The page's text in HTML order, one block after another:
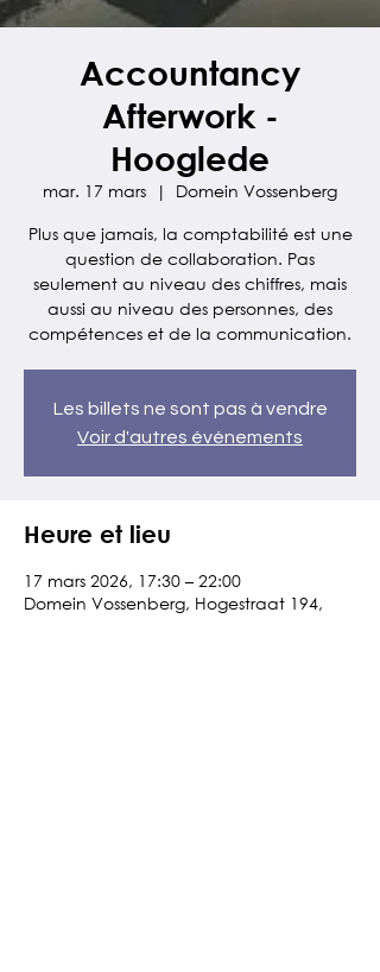
Accountancy
Afterwork -
Hooglede
mar. 17 mars
  |
Domein Vossenberg
Plus que jamais, la comptabilité est une
question de collaboration. Pas
seulement au niveau des chiffres, mais
aussi au niveau des personnes, des
compétences et de la communication.
Les billets ne sont pas à vendre
Voir d'autres événements
Heure et lieu
17 mars 2026, 17:30 – 22:00
Domein Vossenberg, Hogestraat 194,